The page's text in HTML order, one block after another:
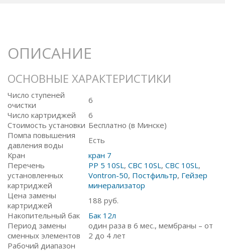
ОПИСАНИЕ
ОСНОВНЫЕ ХАРАКТЕРИСТИКИ
Число ступеней
очистки
6
Число картриджей
6
Стоимость установки Бесплатно (в Минске)
Помпа повышения
давления воды
Есть
Кран
кран 7
Перечень
установленных
картриджей
PP 5 10SL, СВС 10SL, СВС 10SL,
Vontron-50, Постфильтр, Гейзер
минерализатор
Цена замены
картриджей
188 руб.
Накопительный бак
Бак 12л
Период замены
сменных элементов
один раза в 6 мес., мембраны – от
2 до 4 лет
Рабочий диапазон